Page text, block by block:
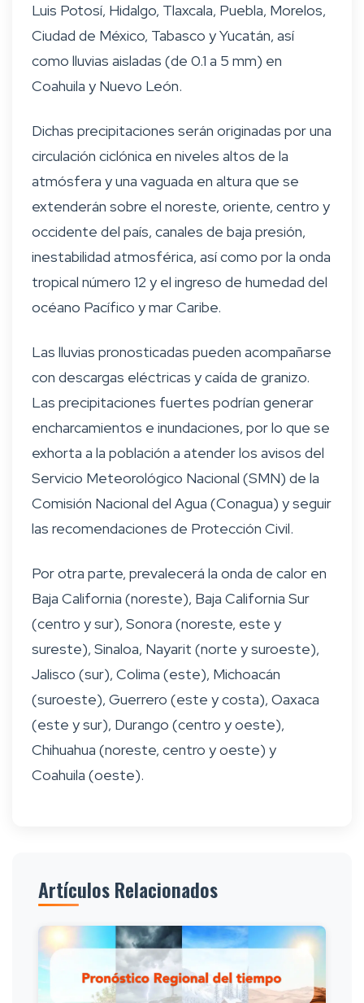
Luis Potosí, Hidalgo, Tlaxcala, Puebla, Morelos,
Ciudad de México, Tabasco y Yucatán, así
como lluvias aisladas (de 0.1 a 5 mm) en
Coahuila y Nuevo León.
Dichas precipitaciones serán originadas por una
circulación ciclónica en niveles altos de la
atmósfera y una vaguada en altura que se
extenderán sobre el noreste, oriente, centro y
occidente del país, canales de baja presión,
inestabilidad atmosférica, así como por la onda
tropical número 12 y el ingreso de humedad del
océano Pacífico y mar Caribe.
Las lluvias pronosticadas pueden acompañarse
con descargas eléctricas y caída de granizo.
Las precipitaciones fuertes podrían generar
encharcamientos e inundaciones, por lo que se
exhorta a la población a atender los avisos del
Servicio Meteorológico Nacional (SMN) de la
Comisión Nacional del Agua (Conagua) y seguir
las recomendaciones de Protección Civil.
Por otra parte, prevalecerá la onda de calor en
Baja California (noreste), Baja California Sur
(centro y sur), Sonora (noreste, este y
sureste), Sinaloa, Nayarit (norte y suroeste),
Jalisco (sur), Colima (este), Michoacán
(suroeste), Guerrero (este y costa), Oaxaca
(este y sur), Durango (centro y oeste),
Chihuahua (noreste, centro y oeste) y
Coahuila (oeste).
Artículos Relacionados